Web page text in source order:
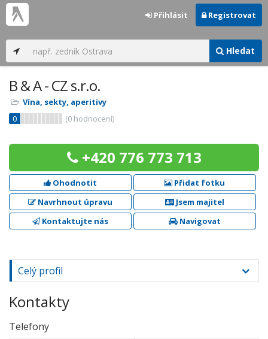
Hledat
Přihlásit Registrovat
B & A - CZ s.r.o.
Vína, sekty, aperitivy
0
(0 hodnocení)
+420 776 773 713
Ohodnotit
Přidat fotku
Navrhnout úpravu
Jsem majitel
Kontaktujte nás
Navigovat
Celý profil
Kontakty
Telefony